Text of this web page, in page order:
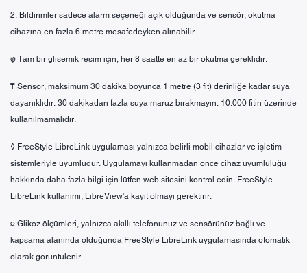
2. Bildirimler sadece alarm seçeneği açık olduğunda ve sensör, okutma
cihazına en fazla 6 metre mesafedeyken alınabilir.
φ Tam bir glisemik resim için, her 8 saatte en az bir okutma gereklidir.
₸ Sensör, maksimum 30 dakika boyunca 1 metre (3 fit) derinliğe kadar suya
dayanıklıdır. 30 dakikadan fazla suya maruz bırakmayın. 10.000 fitin üzerinde
kullanılmamalıdır.
◊ FreeStyle LibreLink uygulaması yalnızca belirli mobil cihazlar ve işletim
sistemleriyle uyumludur. Uygulamayı kullanmadan önce cihaz uyumluluğu
hakkında daha fazla bilgi için lütfen web sitesini kontrol edin. FreeStyle
LibreLink kullanımı, LibreView'a kayıt olmayı gerektirir.
¤ Glikoz ölçümleri, yalnızca akıllı telefonunuz ve sensörünüz bağlı ve
kapsama alanında olduğunda FreeStyle LibreLink uygulamasında otomatik
olarak görüntülenir.